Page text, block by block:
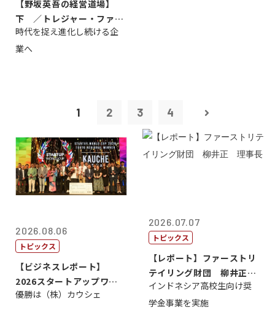
【野坂英吾の経営道場】
下 ／トレジャー・ファク
トリー社長野坂...
時代を捉え進化し続ける企
業へ
1 2 3 4
2026.08.06
トピックス
【ビジネスレポート】
2026スタートアップワー
ルドカップ東京
優勝は（株）カウシェ
2026.07.07
トピックス
【レポート】ファーストリ
テイリング財団 柳井正
理事長
インドネシア高校生向け奨
学金事業を実施